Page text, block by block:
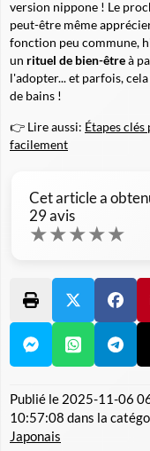
version nippone ! Le
peut-être même
fonction peu commune,
un rituel de bien-êtreà
l'adopter... et parfois,
de bains !
👉 Lire aussi: Étapes
facilement
Cet article a
29avis
★★★★★
Publié le 2025-11-06
10:57:08 dans la
Japonais